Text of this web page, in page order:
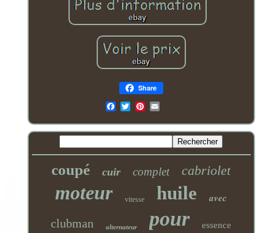
Share
Email
coupé cuir complet cabriolet
moteur vitesse huile avec
clubman alternateur pour essence